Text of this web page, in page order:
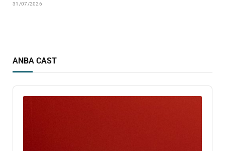
31/07/2026
ANBA CAST
Audio
Player